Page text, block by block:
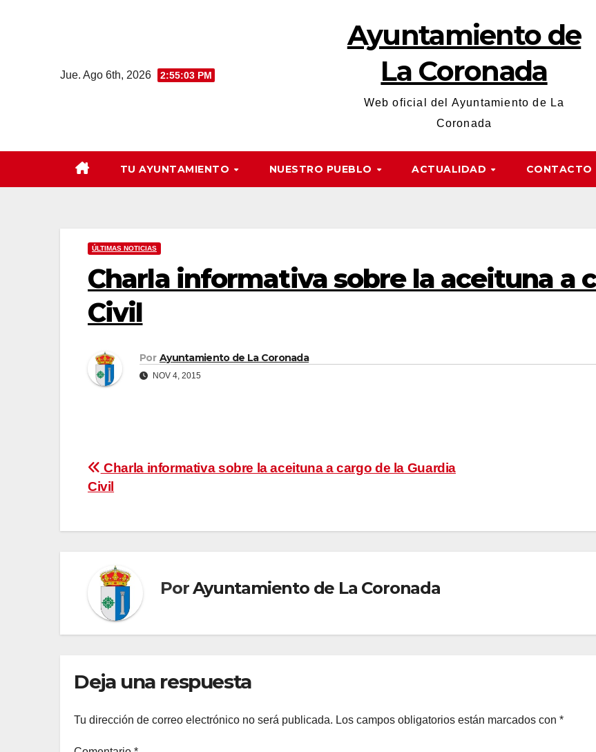
Jue. Ago 6th, 2026 2:55:04 PM
Ayuntamiento de
La Coronada
Web oficial del Ayuntamiento de La
Coronada
TU AYUNTAMIENTO NUESTRO PUEBLO ACTUALIDAD CONTACTO
ÚLTIMAS NOTICIAS
Charla informativa sobre la aceituna a
Civil
Por Ayuntamiento de La Coronada
NOV 4, 2015
Navegación
de
entradas
Charla informativa sobre la aceituna a cargo de la Guardia
Civil
PorAyuntamiento de La Coronada
Deja una respuesta
Tu dirección de correo electrónico no será publicada. Los campos obligatorios están marcados con *